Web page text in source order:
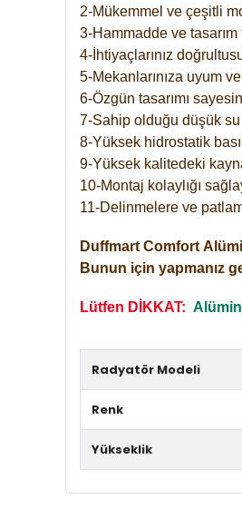
2-Mükemmel ve çeşitli
3-Hammadde ve tasarım
4-İhtiyaçlarınız
5-Mekanlarınıza uyum
6-Özgün tasarımı
7-Sahip olduğu düşük
8-Yüksek hidrostatik
9-Yüksek kalitedeki
10-Montaj kolaylığı
11-Delinmelere ve
Duffmart Comfort
Bunun için yapmanız
Lütfen DİKKAT:
Radyatör Modeli
Renk
Yükseklik